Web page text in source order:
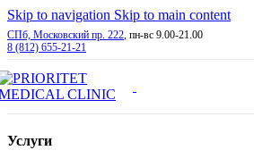
Skip to navigation Skip to main content
СПб, Московский пр. 222, пн-вс 9.00-21.00
8 (812) 655-21-21
Услуги